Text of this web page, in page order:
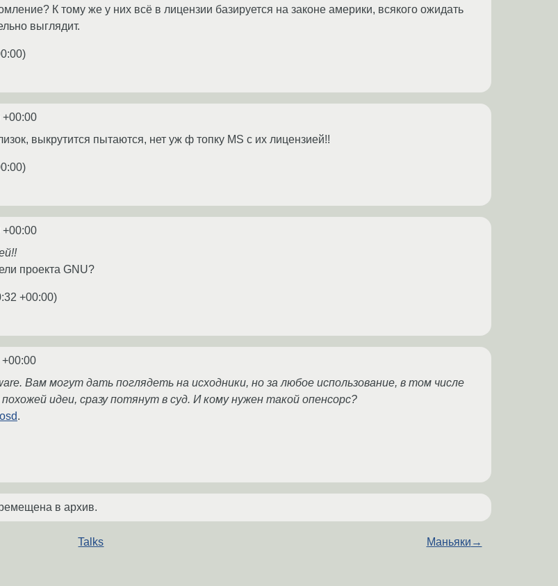
К тому же у них всё в лицензии базируется на законе америки, всякого ожидать
выглядит.
)
+00:00
выкрутится пытаются, нет уж ф топку МS с их лицензией!!
)
+00:00
проекта GNU?
+00:00)
Вам могут дать поглядеть на исходники, но за любое использование, в том числе
идеи, сразу потянут в суд. И кому нужен такой опенсорс?
.
в архив.
Talks Маньяки →